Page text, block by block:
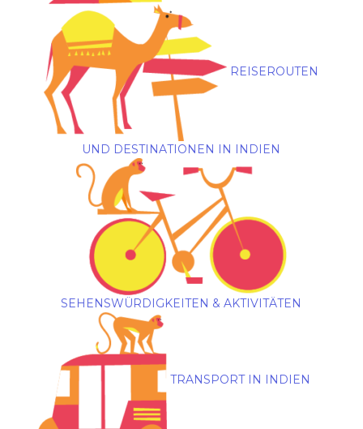
REISEROUTEN
UND DESTINATIONEN IN INDIEN
SEHENSWÜRDIGKEITEN & AKTIVITÄTEN
TRANSPORT IN INDIEN